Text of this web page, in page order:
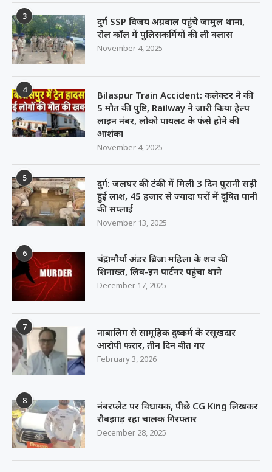
3
दुर्ग SSP विजय अग्रवाल पहुंचे जामुल थाना,
रोल कॉल में पुलिसकर्मियों की ली क्लास
November 4, 2025
4
Bilaspur Train Accident: कलेक्टर ने की
5 मौत की पुष्टि, Railway ने जारी किया हेल्प
लाइन नंबर, लोको पायलट के फंसे होने की
आशंका
November 4, 2025
5
दुर्ग: जलघर की टंकी में मिली 3 दिन पुरानी सड़ी
हुई लाश, 45 हजार से ज्यादा घरों में दूषित पानी
की सप्लाई
November 13, 2025
6
चंद्रामौर्या अंडर ब्रिजः महिला के शव की
शिनाख्त, लिव-इन पार्टनर पहुंचा थाने
December 17, 2025
7
नाबालिग से सामूहिक दुष्कर्म के रसूखदार
आरोपी फरार, तीन दिन बीत गए
February 3, 2026
8
नंबरप्लेट पर विधायक, पीछे CG King लिखकर
रौबझाड़ रहा चालक गिरफ्तार
December 28, 2025